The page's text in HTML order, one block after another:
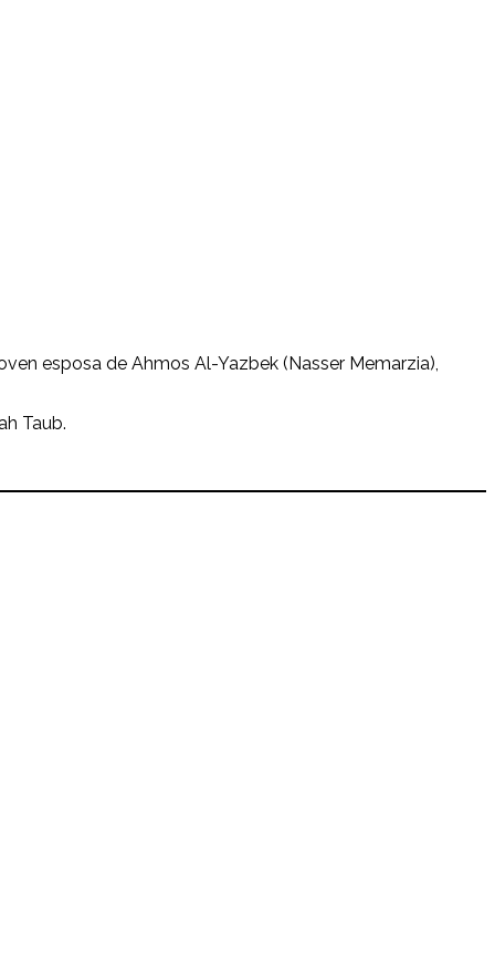
esposa de Ahmos Al-Yazbek (Nasser Memarzia),
Taub.